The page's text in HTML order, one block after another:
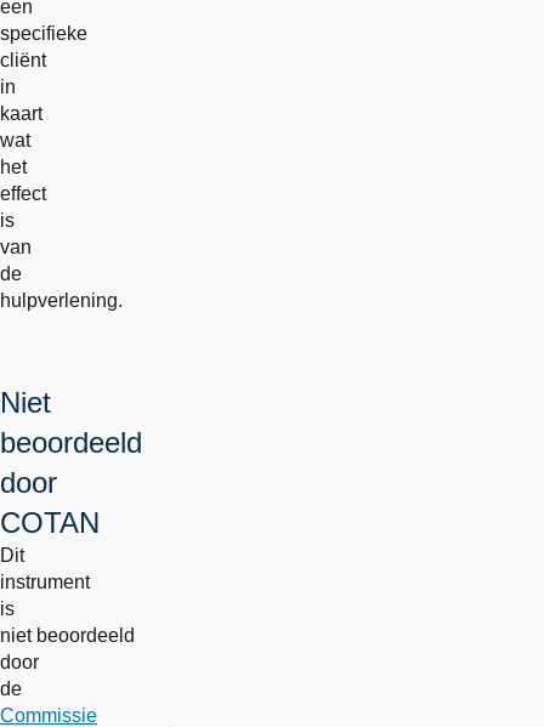
een
specifieke
cliënt
in
kaart
wat
het
effect
is
van
de
hulpverlening.
Niet
beoordeeld
door
COTAN
Dit
instrument
is
niet beoordeeld
door
de
Commissie